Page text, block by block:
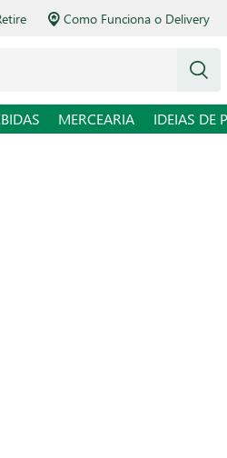
Como Funciona o Delivery
MERCEARIA IDEIAS DE